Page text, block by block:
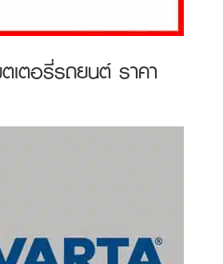
เตอรี่รถยนต์ ราคา